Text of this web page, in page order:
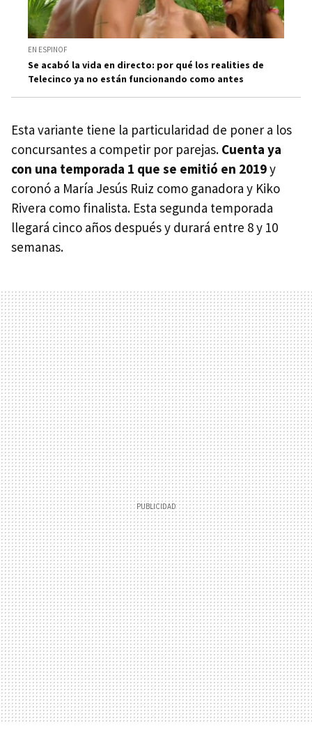
EN ESPINOF
Se acabó la vida en directo: por qué los realities de
Telecinco ya no están funcionando como antes
Esta variante tiene la particularidad de poner a los
concursantes a competir por parejas. Cuenta ya
con una temporada 1 que se emitió en 2019y
coronó a María Jesús Ruiz como ganadora y Kiko
Rivera como finalista. Esta segunda temporada
llegará cinco años después y durará entre 8 y 10
semanas.